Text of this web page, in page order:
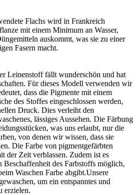
Flachs wird in Frankreich
mit einem Minimum an Wasser,
auskommt, was sie zu einer
Fasern macht.
Leinenstoff fällt wunderschön und hat
Für dieses Modell verwenden wir
dass die Pigmente mit einem
des Stoffes eingeschlossen werden,
Druck. Dies verleiht den
lässiges Aussehen. Die Färbung
was uns erlaubt, nur die
von denen wir wissen, dass sie
Die Farbe von pigmentgefärbten
der Zeit verblassen. Zudem ist es
Beschaffenheit des Farbstoffs möglich,
Waschen Farbe abgibt.Unsere
um ein entspanntes und
erzielen.